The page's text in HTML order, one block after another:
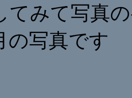
てみて写真
の写真です